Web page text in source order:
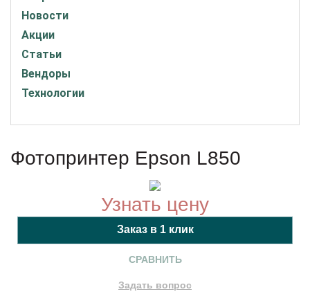
Новости
Акции
Статьи
Вендоры
Технологии
Фотопринтер Epson L850
Узнать цену
СРАВНИТЬ
Задать вопрос